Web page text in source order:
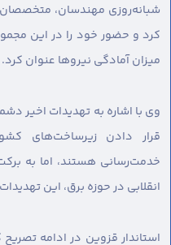
شبانه‌روزی مهندسان،
کرد و حضور خود را در این
میزان آمادگی نیروها عنوان کرد.
وی با اشاره به تهدیدات اخیر
قرار دادن زیرساخت‌های
خدمت‌رسانی هستند، اما به
انقلابی در حوزه برق، این
استاندار قزوین در ادامه